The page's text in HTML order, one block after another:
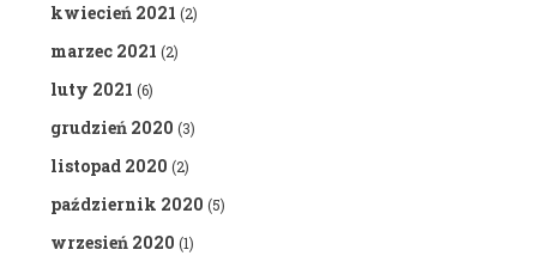
kwiecień 2021 (2)
marzec 2021 (2)
luty 2021 (6)
grudzień 2020 (3)
listopad 2020 (2)
październik 2020 (5)
wrzesień 2020 (1)